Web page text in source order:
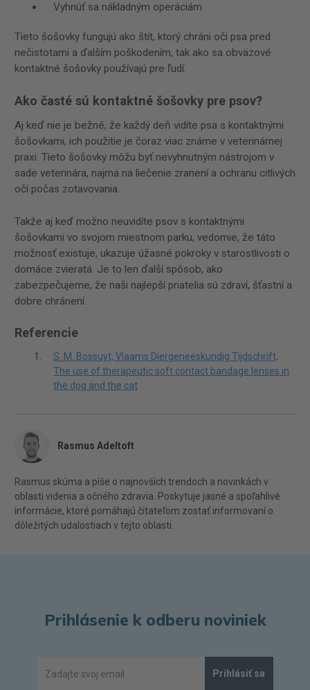
Vyhnúť sa nákladným operáciám
Tieto šošovky fungujú ako štít, ktorý chráni oči psa pred
nečistotami a ďalším poškodením, tak ako sa obväzové
kontaktné šošovky používajú pre ľudí.
Ako časté sú kontaktné šošovky pre psov?
Aj keď nie je bežné, že každý deň vidíte psa s kontaktnými
šošovkami, ich použitie je čoraz viac známe v veterinárnej
praxi. Tieto šošovky môžu byť nevyhnutným nástrojom v
sade veterinára, najmä na liečenie zranení a ochranu citlivých
očí počas zotavovania.
Takže aj keď možno neuvidíte psov s kontaktnými
šošovkami vo svojom miestnom parku, vedomie, že táto
možnosť existuje, ukazuje úžasné pokroky v starostlivosti o
domáce zvieratá. Je to len ďalší spôsob, ako
zabezpečujeme, že naši najlepší priatelia sú zdraví, šťastní a
dobre chránení.
Referencie
S. M. Bossuyt, Vlaams Diergeneeskundig Tijdschrift,
The use of therapeutic soft contact bandage lenses in
the dog and the cat
Rasmus Adeltoft
Rasmus skúma a píše o najnovších trendoch a novinkách v
oblasti videnia a očného zdravia. Poskytuje jasné a spoľahlivé
informácie, ktoré pomáhajú čitateľom zostať informovaní o
dôležitých udalostiach v tejto oblasti.
Prihlásenie k odberu noviniek
Prihlásiť sa